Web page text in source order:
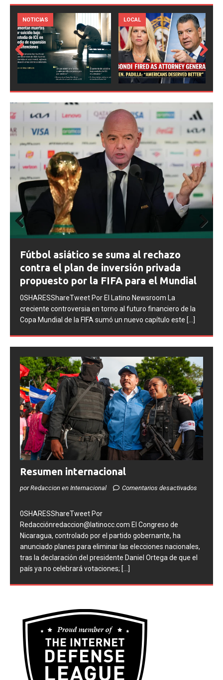
LOCAL NOTICIAS
Prev
Next
FIFA abre expedientes disciplinarios
contra Argentina tras los incidentes en
la final del Mundial 2026
0SHARESShareTweet Por El Latino Newsroom La FIFA
inició una serie de procesos disciplinarios contra la
Asociación del Fútbol Argentino (AFA), cuatro integrantes
de la selección
Prev
Next
Resumen internacional
por Redaccion en Internacional
0SHARESShareTweet Por
Redacciónredaccion@latinocc.com El Congreso de
Nicaragua, controlado por el partido gobernante, ha
anunciado planes para eliminar las elecciones nacionales,
tras la declaración del presidente Daniel Ortega de que el
país ya no celebrará votaciones; [...]